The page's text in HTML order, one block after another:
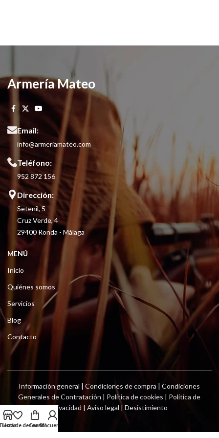
Armería Mateo
Email:
info@armeriamateo.com
Teléfono:
952 872 156
Dirección:
Setenil, 5
Cruz Verde, 4
29400 Ronda - Málaga
MENÚ
Inicio
Quiénes somos
Servicios
Blog
Contacto
Información general |Condiciones de compra |Condiciones
Generales de Contratación | Política de cookies | Política de
privacidad |Aviso legal |Desistimiento
Lista de deseos
CarritoMi cuenta